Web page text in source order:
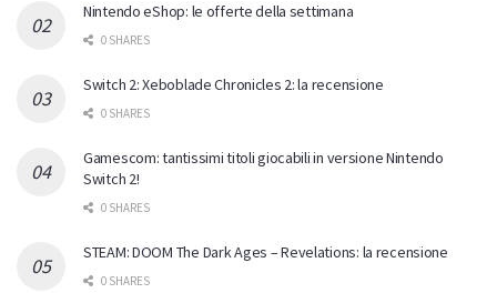
Nintendo eShop: le offerte della settimana
0 SHARES
Switch 2: Xeboblade Chronicles 2: la recensione
0 SHARES
Gamescom: tantissimi titoli giocabili in versione Nintendo
Switch 2!
0 SHARES
STEAM: DOOM The Dark Ages – Revelations: la recensione
0 SHARES